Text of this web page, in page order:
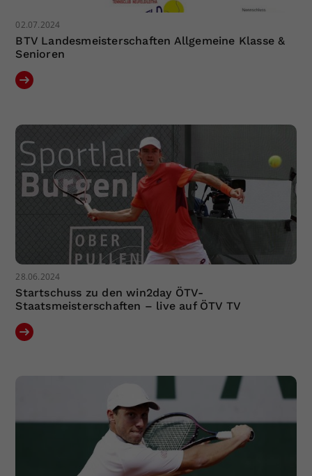
02.07.2024
BTV Landesmeisterschaften Allgemeine Klasse &
Senioren
28.06.2024
Startschuss zu den win2day ÖTV-
Staatsmeisterschaften – live auf ÖTV TV